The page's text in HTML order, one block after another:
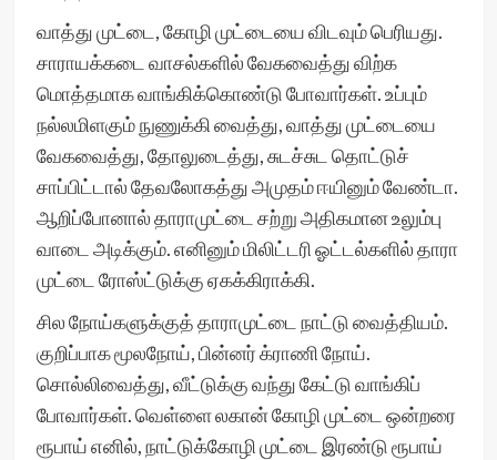
வாத்து முட்டை, கோழி முட்டையை விடவும் பெரியது.
சாராயக்கடை வாசல்களில் வேகவைத்து விற்க
மொத்தமாக வாங்கிக்கொண்டு போவார்கள். உப்பும்
நல்லமிளகும் நுணுக்கி வைத்து, வாத்து முட்டையை
வேகவைத்து, தோலுடைத்து, சுடச்சுட தொட்டுச்
சாப்பிட்டால் தேவலோகத்து அமுதம் ஈயினும் வேண்டா.
ஆறிப்போனால் தாராமுட்டை சற்று அதிகமான உலும்பு
வாடை அடிக்கும். எனினும் மிலிட்டரி ஓட்டல்களில் தாரா
முட்டை ரோஸ்ட்டுக்கு ஏகக்கிராக்கி.
சில நோய்களுக்குத் தாராமுட்டை நாட்டு வைத்தியம்.
குறிப்பாக மூலநோய், பின்னர் க்ராணி நோய்.
சொல்லிவைத்து, வீட்டுக்கு வந்து கேட்டு வாங்கிப்
போவார்கள். வெள்ளை லகான் கோழி முட்டை ஒன்றரை
ரூபாய் எனில், நாட்டுக்கோழி முட்டை இரண்டு ரூபாய்